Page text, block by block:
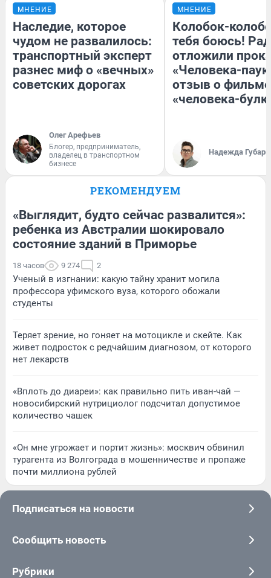
МНЕНИЕ
Наследие, которое
чудом не развалилось:
транспортный эксперт
разнес миф о «вечных»
советских дорогах
Олег Арефьев
Блогер, предприниматель,
владелец в транспортном
бизнесе
МНЕНИЕ
Колобок-
тебя боюсь!
отложили
«Человека-
отзыв о
«человека-
Надежда Губарь
РЕКОМЕНДУЕМ
«Выглядит, будто сейчас развалится»:
ребенка из Австралии шокировало
состояние зданий в Приморье
18 часов 9 274 2
Ученый в изгнании: какую тайну хранит могила
профессора уфимского вуза, которого обожали
студенты
Теряет зрение, но гоняет на мотоцикле и скейте. Как
живет подросток с редчайшим диагнозом, от которого
нет лекарств
«Вплоть до диареи»: как правильно пить иван-чай —
новосибирский нутрициолог подсчитал допустимое
количество чашек
«Он мне угрожает и портит жизнь»: москвич обвинил
турагента из Волгограда в мошенничестве и пропаже
почти миллиона рублей
Подписаться на новости
Сообщить новость
Рубрики